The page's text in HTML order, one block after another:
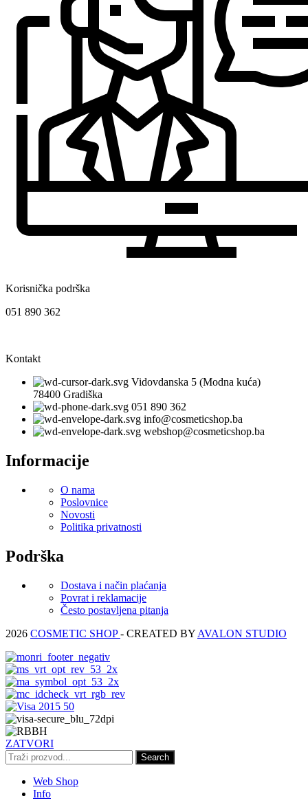
Korisnička podrška
051 890 362
Kontakt
Vidovdanska 5 (Modna kuća)
78400 Gradiška
051 890 362
info@cosmeticshop.ba
webshop@cosmeticshop.ba
Informacije
O nama
Poslovnice
Novosti
Politika privatnosti
Podrška
Dostava i način plaćanja
Povrat i reklamacije
Često postavljena pitanja
2026 COSMETIC SHOP- CREATED BY AVALON STUDIO
ZATVORI
Search
Web Shop
Info